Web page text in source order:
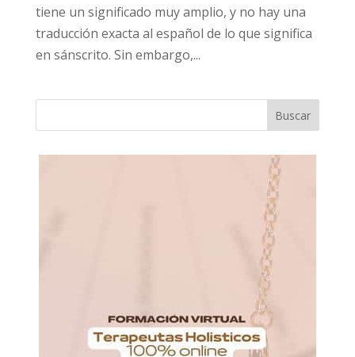
tiene un significado muy amplio, y no hay una
traducción exacta al español de lo que significa
en sánscrito. Sin embargo,...